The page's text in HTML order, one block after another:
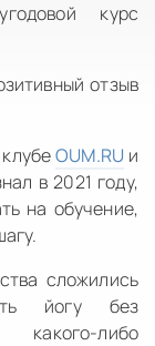
курс
отзыв
OUM.RU и
в 2021 году,
на обучение,
сложились
йогу без
какого-либо